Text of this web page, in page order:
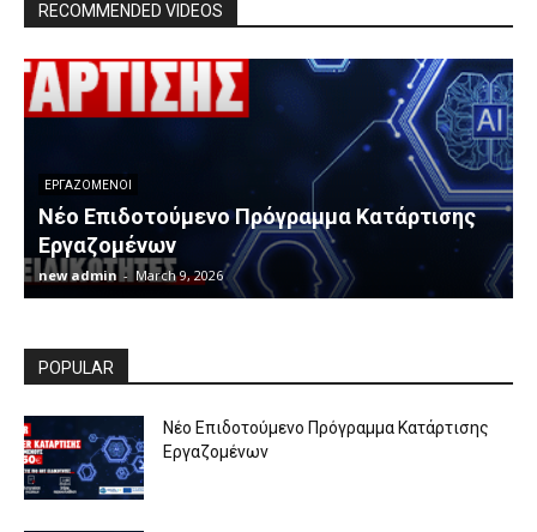
RECOMMENDED VIDEOS
ΕΡΓΑΖΟΜΕΝΟΙ
Νέο Επιδοτούμενο Πρόγραμμα Κατάρτισης
Εργαζομένων
new admin - March 9, 2026
POPULAR
Νέο Επιδοτούμενο Πρόγραμμα Κατάρτισης
Εργαζομένων